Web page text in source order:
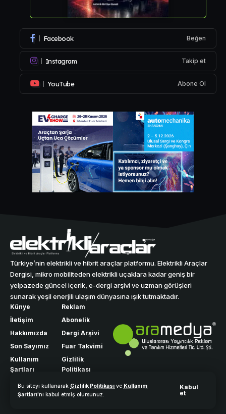
Bu siteyi kullanarak Gizlilik Politikası ve Kullanım
Şartları'nı kabul etmiş olursunuz.
Kabul
et
Facebook Beğen
Instagram Takip et
YouTube Abone Ol
Türkiye’nin elektrikli ve hibrit araçlar platformu. Elektrikli Araçlar
Dergisi, mikro mobiliteden elektrikli uçaklara kadar geniş bir
yelpazede güncel içerik, e-dergi arşivi ve uzman görüşleri
sunarak yeşil enerjili ulaşım dünyasına ışık tutmaktadır.
Künye
İletişim
Hakkımızda
Son Sayımız
Kullanım
Şartları
Reklam
Abonelik
Dergi Arşivi
Fuar Takvimi
Gizlilik
Politikası